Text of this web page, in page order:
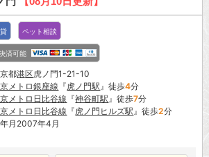
ペット相談
済可能
都港区虎ノ門1-21-10
メトロ銀座線 『虎ノ門駅』徒歩4分
メトロ日比谷線 『神谷町駅』徒歩7分
メトロ日比谷線 『虎ノ門ヒルズ駅』徒歩2分
月2007年4月